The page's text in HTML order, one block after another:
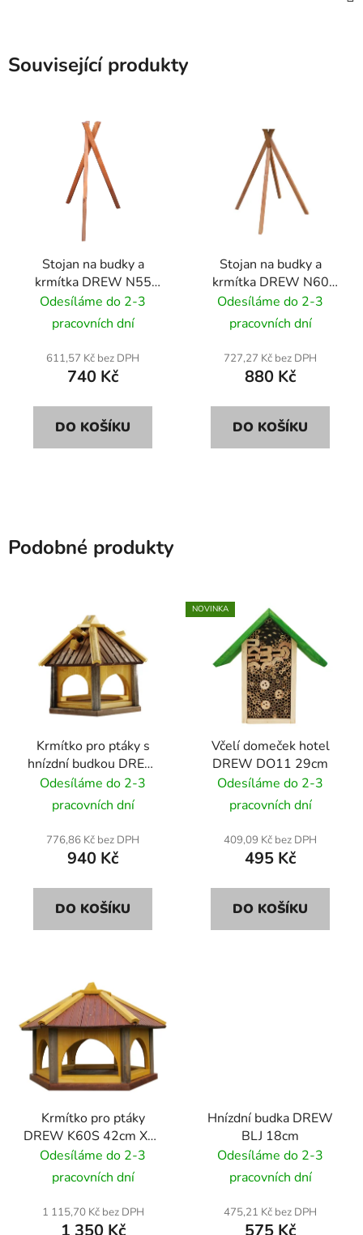
Související produkty
Stojan na budky a
krmítka DREW N55
110cm
Odesíláme do 2-3
pracovních dní
611,57 Kč bez DPH
740 Kč
DO KOŠÍKU
Stojan na budky a
krmítka DREW N60
120cm
Odesíláme do 2-3
pracovních dní
727,27 Kč bez DPH
880 Kč
DO KOŠÍKU
Podobné produkty
Krmítko pro ptáky s
hnízdní budkou DREW
KL40 37cm
Odesíláme do 2-3
pracovních dní
776,86 Kč bez DPH
940 Kč
DO KOŠÍKU
NOVINKA
Včelí domeček hotel
DREW DO11 29cm
Odesíláme do 2-3
pracovních dní
409,09 Kč bez DPH
495 Kč
DO KOŠÍKU
Krmítko pro ptáky
DREW K60S 42cm XXL
se solárním osvětlením
LED
Odesíláme do 2-3
pracovních dní
1 115,70 Kč bez DPH
1 350 Kč
Hnízdní budka DREW
BLJ 18cm
Odesíláme do 2-3
pracovních dní
475,21 Kč bez DPH
575 Kč